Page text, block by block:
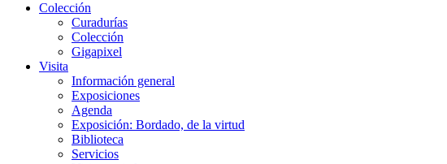
Colección
Curadurías
Colección
Gigapixel
Visita
Información general
Exposiciones
Agenda
Exposición: Bordado, de la virtud
Biblioteca
Servicios